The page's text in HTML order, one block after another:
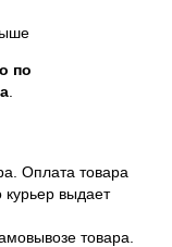
по
Оплата товара
курьер выдает
товара.